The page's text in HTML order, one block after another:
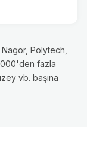
Polytech,
fazla
vb. başına